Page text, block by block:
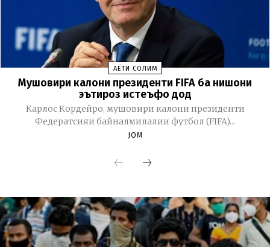
ҲАЁТИ СОЛИМ
Мушовири калони президенти FIFA ба нишони
эътироз истеъфо дод
Карлос Кордейро, мушовири калони президенти
Федератсияи байналмилалии футбол (FIFA)...
JOM